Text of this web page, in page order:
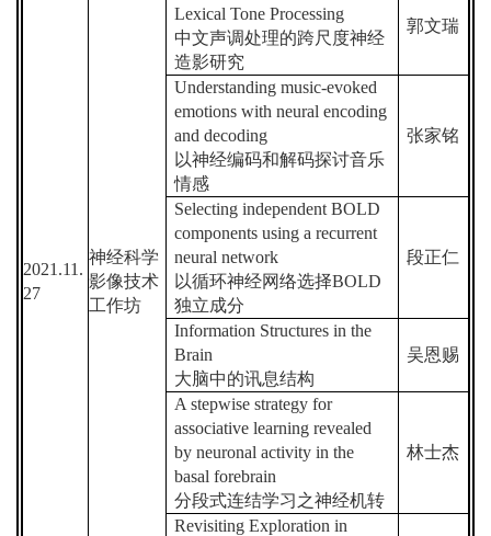
2021.11.
27
神经科学
影像技术
工作坊
Lexical Tone Processing
中文声调处理的跨尺度神经
造影研究
郭文瑞
Understanding music-evoked
emotions with neural encoding
and decoding
以神经编码和解码探讨音乐
情感
张家铭
Selecting independent BOLD
components using a recurrent
neural network
以循环神经网络选择BOLD
独立成分
段正仁
Information Structures in the
Brain
大脑中的讯息结构
吴恩赐
A stepwise strategy for
associative learning revealed
by neuronal activity in the
basal forebrain
分段式连结学习之神经机转
林士杰
Revisiting Exploration in